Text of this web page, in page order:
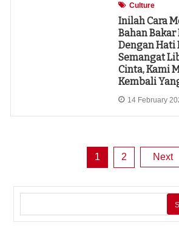
Culture
Inilah Cara
Bahan
Dengan Hati
Semangat
Cinta, Kami
Kembali
14 February
pagination
1 2 Next